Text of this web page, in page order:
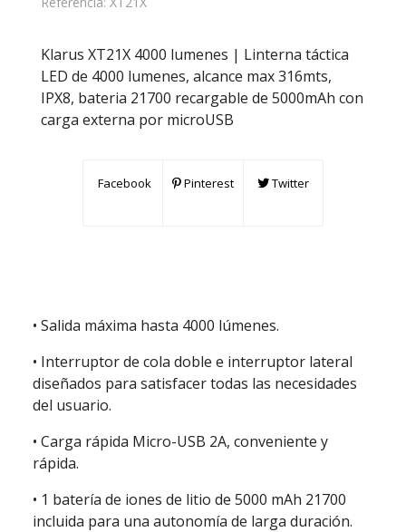
Klarus XT21X 4000 lumenes | Linterna táctica
LED de 4000 lumenes, alcance max 316mts,
IPX8, bateria 21700 recargable de 5000mAh con
carga externa por microUSB
Facebook Pinterest Twitter
• Salida máxima hasta 4000 lúmenes.
• Interruptor de cola doble e interruptor lateral
diseñados para satisfacer todas las necesidades
del usuario.
• Carga rápida Micro-USB 2A, conveniente y
rápida.
• 1 batería de iones de litio de 5000 mAh 21700
incluida para una autonomía de larga duración.